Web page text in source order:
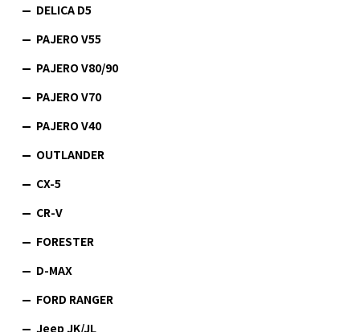
DELICA D5
PAJERO V55
PAJERO V80/90
PAJERO V70
PAJERO V40
OUTLANDER
CX-5
CR-V
FORESTER
D-MAX
FORD RANGER
Jeep JK/JL